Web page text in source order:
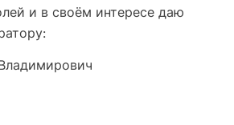
и в своём интересе даю